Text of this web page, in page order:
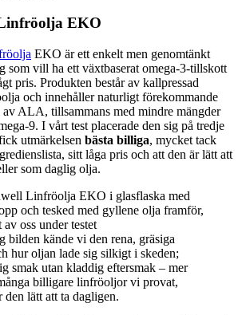
EKO
EKO är ett enkelt men genomtänkt
som vill ha ett växtbaserat omega-3-tillskott
pris. Produkten består av kallpressad
och innehåller naturligt förekommande
ALA, tillsammans med mindre mängder
9. I vårt test placerade den sig på tredje
utmärkelsen bästa billiga, mycket tack
sitt låga pris och att den är lätt att
som daglig olja.
bilden kände vi den rena, gräsiga
hur oljan lade sig silkigt i skeden;
smak utan kladdig eftersmak – mer
billigare linfröoljor vi provat,
den lätt att ta dagligen.